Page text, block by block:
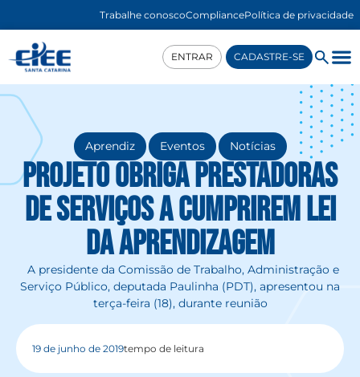
Trabalhe conoscoCompliancePolítica de privacidade
ENTRAR CADASTRE-SE
Aprendiz , Eventos , Notícias
Projeto obriga prestadoras
de serviços a cumprirem Lei
da Aprendizagem
A presidente da Comissão de Trabalho, Administração e
Serviço Público, deputada Paulinha (PDT), apresentou na
terça-feira (18), durante reunião
19 de junho de 2019tempo de leitura